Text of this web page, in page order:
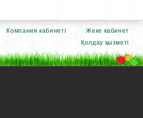
Компания кабинеті
Жеке кабинет
Қолдау қызметі